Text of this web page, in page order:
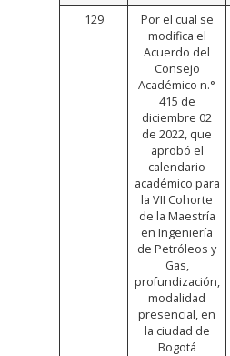
129
Por el cual se
modifica el
Acuerdo del
Consejo
Académico n.°
415 de
diciembre 02
de 2022, que
aprobó el
calendario
académico para
la VII Cohorte
de la Maestría
en Ingeniería
de Petróleos y
Gas,
profundización,
modalidad
presencial, en
la ciudad de
Bogotá